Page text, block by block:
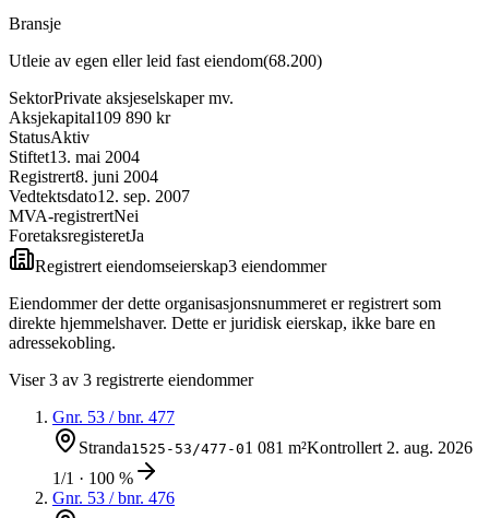
Bransje
Utleie av egen eller leid fast eiendom(68.200)
SektorPrivate aksjeselskaper mv.
Aksjekapital109 890 kr
StatusAktiv
Stiftet13. mai 2004
Registrert8. juni 2004
Vedtektsdato12. sep. 2007
MVA-registrertNei
ForetaksregisteretJa
Registrert eiendomseierskap3 eiendommer
Eiendommer der dette organisasjonsnummeret er registrert som
direkte hjemmelshaver. Dette er juridisk eierskap, ikke bare en
adressekobling.
Viser3 av 3 registrerte eiendommer
Gnr. 53 / bnr. 477
Stranda1525-53/477-01 081 m²Kontrollert2. aug. 2026
1/1 · 100 %
Gnr. 53 / bnr. 476